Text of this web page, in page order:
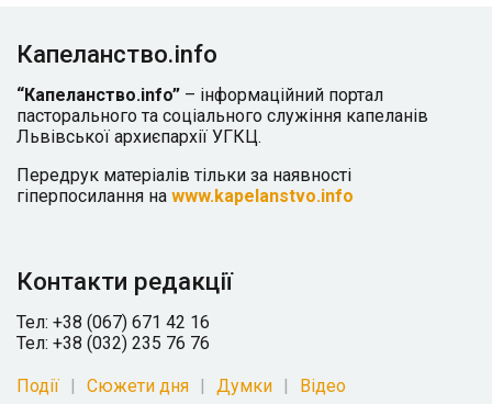
Капеланство.info
“Капеланство.info” – інформаційний портал
пасторального та соціального служіння капеланів
Львівської архиєпархії УГКЦ.
Передрук матеріалів тільки за наявності
гіперпосилання на www.kapelanstvo.info
Контакти редакції
Тел: +38 (067) 671 42 16
Тел: +38 (032) 235 76 76
Події Сюжети дня Думки Відео